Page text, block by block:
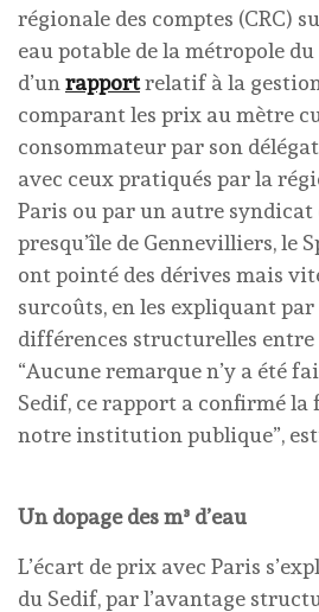
régionale des comptes (CRC)
eau potable de la métropole
d’un rapportrelatif à la
comparant les prix au mètre
consommateur par son
avec ceux pratiqués par la
Paris ou par un autre syndicat
presqu’île de Gennevilliers, le
ont pointé des dérives mais
surcoûts, en les expliquant par
différences structurelles entre
“Aucune remarque n’y a été
Sedif, ce rapport a confirmé
notre institution publique”,
Un dopage des m³ d’eau
L’écart de prix avec Paris
du Sedif, par l’avantage